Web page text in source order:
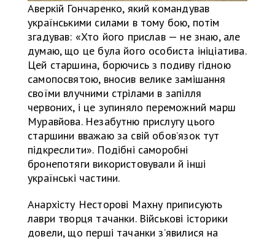
Аверкій Гончаренко, який командував
українськими силами в тому бою, потім
згадував: «Хто його прислав — не знаю, але
думаю, що це була його особиста ініціатива.
Цей старшина, борючись з подиву гідною
самопосвятою, вносив велике замішання
своїми влучними стрілами в запілля
червоних, і це зупиняло переможний марш
Муравйова. Незабутню прислугу цього
старшини вважаю за свій обов’язок тут
підкреслити». Подібні саморобні
бронепотяги використовували й інші
українські частини.
Анархісту Несторові Махну приписують
лаври творця тачанки. Військові історики
довели, що перші тачанки з’явилися на